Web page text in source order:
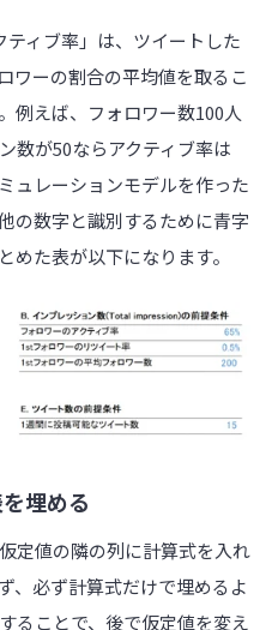
ティブ率」は、ツイートした
ワーの割合の平均値を取るこ
例えば、フォロワー数100人
数が50ならアクティブ率は
ュレーションモデルを作った
の数字と識別するために青字
めた表が以下になります。
埋める
定値の隣の列に計算式を入れ
、必ず計算式だけで埋めるよ
ることで、後で仮定値を変え